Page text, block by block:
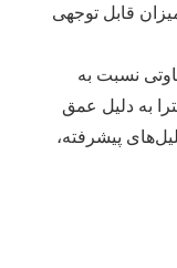
قابل توجهی
نسبت به
به دلیل عمق
پیشرفته،